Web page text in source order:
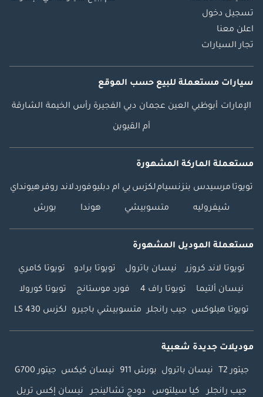
تسجيل دخول
اعلن معنا
تجار السيارات
سيارات مستعملة للبيع حسب الموقع
الإمارات أبوظبي العين عجمان دبي الفجيرة رأس الخيمة الشارقة
أم القيوين
مستعملة الماركة المشهورة
تويوتا مرسيدس بنزنسياملكزس بي ام دبليوفوردلاند روفرهيونداي
شيفروليه متسوبيشي هوندا بورش
مستعملة الموديل المشهورة
تويوتا لاند كروزر نيسان باترول تويوتا برادو تويوتا كامري
نيسان ألتيما تويوتا راف 4 فورد موستانج تويوتا كورولا
تويوتا هيلوكس جيب رانجلر متسوبيشي باجيرو لكزس LS 430
موديلات جديدة شعبية
جيتور T2 نيسان باترول بورش 911 نيسان كيكس جيتور G700
جيب رانجلر كيا سيلتوس دودج تشالينجر نيسان إكس تريل